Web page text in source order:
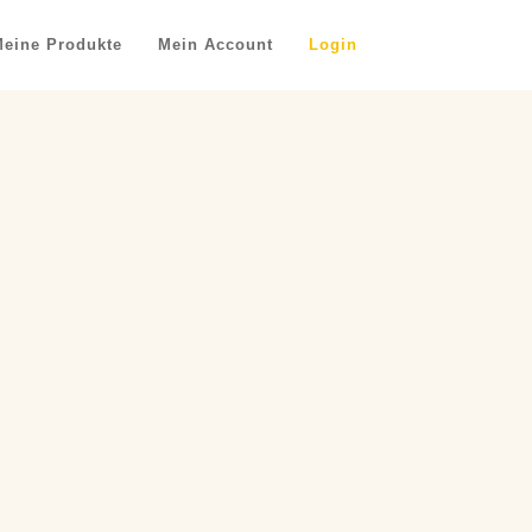
Produkte Mein Account Login